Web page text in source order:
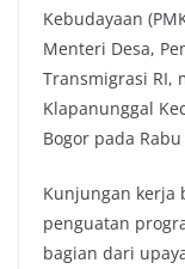
Kebudayaan
Menteri Desa,
Transmigrasi RI,
Klapanunggal
Bogor pada
Kunjungan kerja
penguatan
bagian dari